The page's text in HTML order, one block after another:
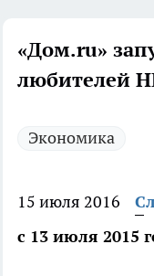
«Дом.ru»
любителей
Экономика
15 июля 2016
с 13 июля 2015